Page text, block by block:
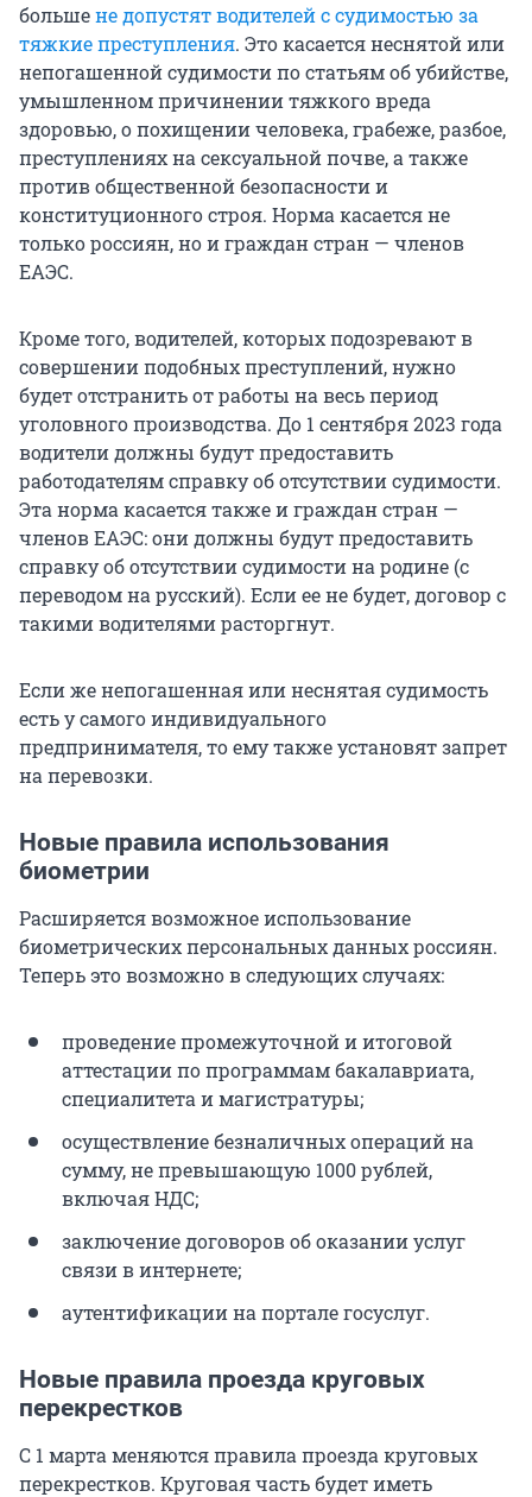
большене допустят водителей с судимостью за
тяжкие преступления. Это касается неснятой или
непогашенной судимости по статьям об убийстве,
умышленном причинении тяжкого вреда
здоровью, о похищении человека, грабеже, разбое,
преступлениях на сексуальной почве, а также
против общественной безопасности и
конституционного строя. Норма касается не
только россиян, но и граждан стран — членов
ЕАЭС.
Кроме того, водителей, которых подозревают в
совершении подобных преступлений, нужно
будет отстранить от работы на весь период
уголовного производства. До 1 сентября 2023 года
водители должны будут предоставить
работодателям справку об отсутствии судимости.
Эта норма касается также и граждан стран —
членов ЕАЭС: они должны будут предоставить
справку об отсутствии судимости на родине (с
переводом на русский). Если ее не будет, договор с
такими водителями расторгнут.
Если же непогашенная или неснятая судимость
есть у самого индивидуального
предпринимателя, то ему также установят запрет
на перевозки.
Новые правила использования
биометрии
Расширяется возможное использование
биометрических персональных данных россиян.
Теперь это возможно в следующих случаях:
проведение промежуточной и итоговой
аттестации по программам бакалавриата,
специалитета и магистратуры;
осуществление безналичных операций на
сумму, не превышающую 1000 рублей,
включая НДС;
заключение договоров об оказании услуг
связи в интернете;
аутентификации на портале госуслуг.
Новые правила проезда круговых
перекрестков
С 1 марта меняются правила проезда круговых
перекрестков. Круговая часть будет иметь